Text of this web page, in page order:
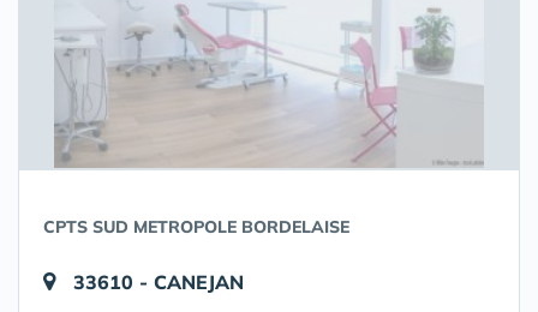
CPTS SUD METROPOLE BORDELAISE
33610 - CANEJAN